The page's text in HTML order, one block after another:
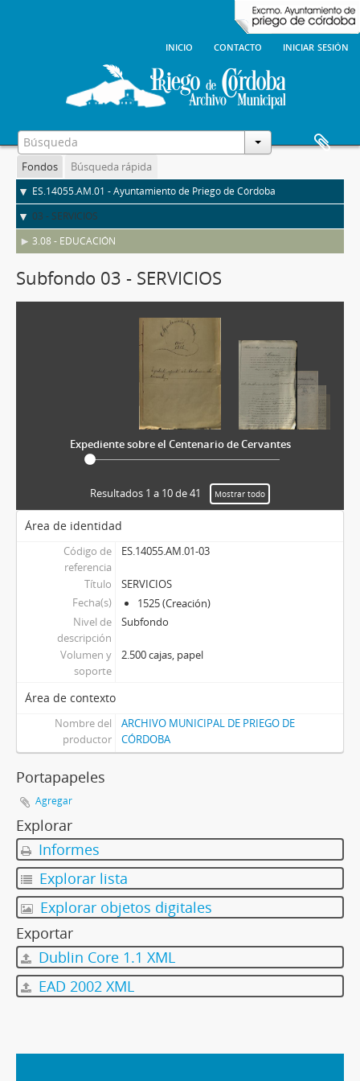
inicio contacto iniciar sesión
Fondos Búsqueda rápida
ES.14055.AM.01 - Ayuntamiento de Priego de Córdoba
03 - SERVICIOS
3.08 - EDUCACIÓN
Subfondo 03 - SERVICIOS
Expediente sobre el Centenario de Cervantes
Resultados 1 a 10 de 41 Mostrar todo
Área de identidad
Código de
referencia
ES.14055.AM.01-03
Título
SERVICIOS
Fecha(s)
1525 (Creación)
Nivel de
descripción
Subfondo
Volumen y
soporte
2.500 cajas, papel
Área de contexto
Nombre del
productor
ARCHIVO MUNICIPAL DE PRIEGO DE
CÓRDOBA
Portapapeles
Agregar
Explorar
Informes
Explorar lista
Explorar objetos digitales
Exportar
Dublin Core 1.1 XML
EAD 2002 XML